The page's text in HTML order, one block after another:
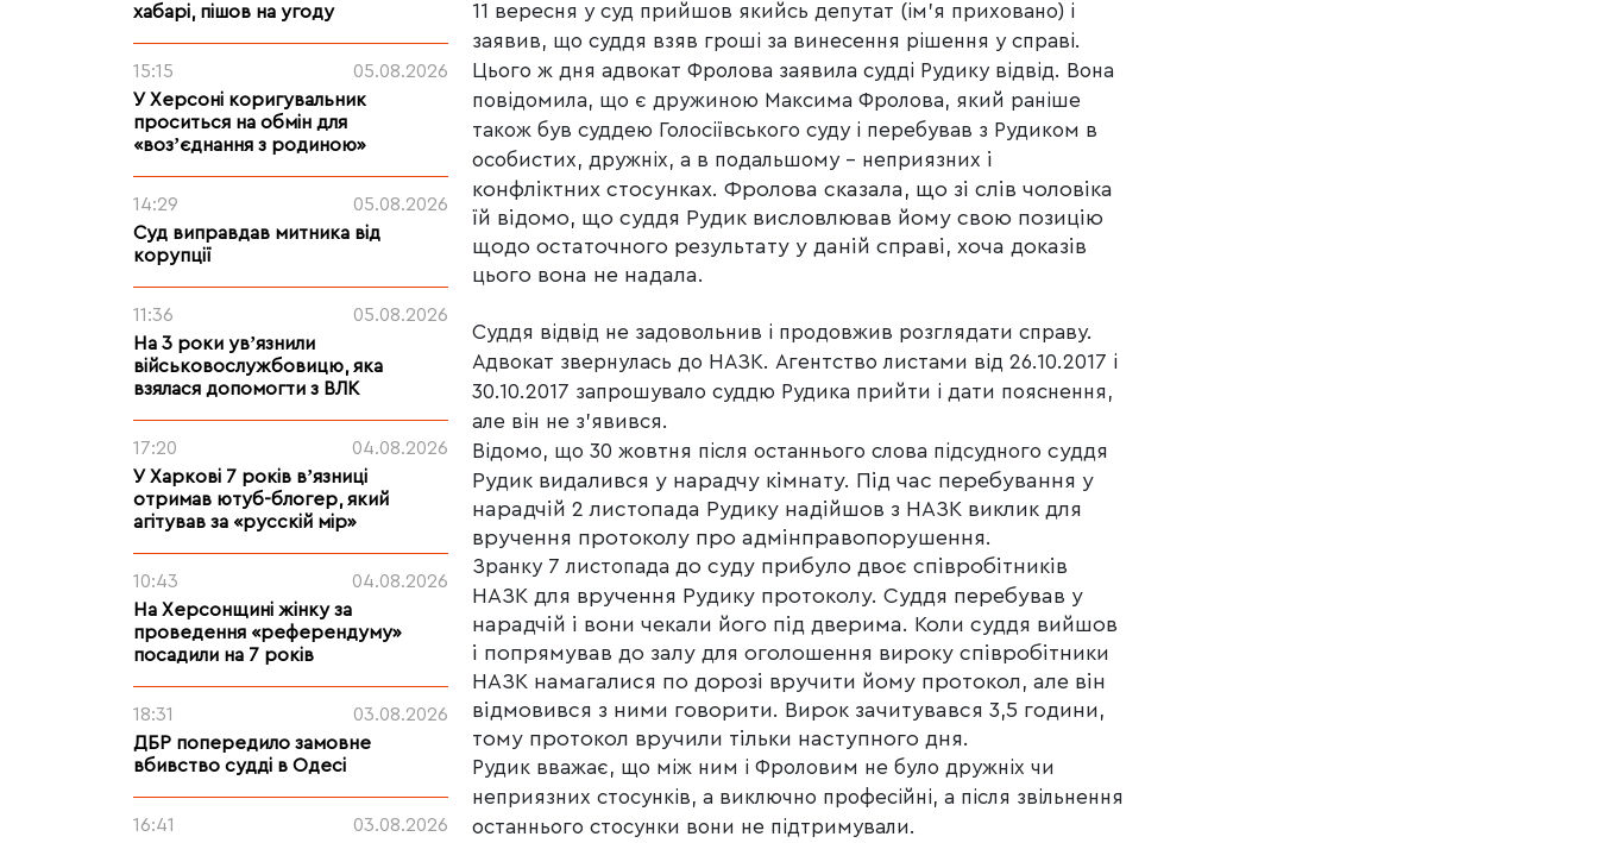
хабарі, пішов на угоду
15:15
05.08.2026
У Херсоні коригувальник
проситься на обмін для
«возʼєднання з родиною»
14:29
05.08.2026
Суд виправдав митника від
корупції
11:36
05.08.2026
На 3 роки увʼязнили
військовослужбовицю, яка
взялася допомогти з ВЛК
17:20
04.08.2026
У Харкові 7 років вʼязниці
отримав ютуб-блогер, який
агітував за «русскій мір»
10:43
04.08.2026
На Херсонщині жінку за
проведення «референдуму»
посадили на 7 років
18:31
03.08.2026
ДБР попередило замовне
вбивство судді в Одесі
16:41
03.08.2026
11 вересня у суд прийшов якийсь депутат (ім ’я приховано) і
заявив, що суддя взяв гроші за винесення рішення у справі.
Цього ж дня адвокат Фролова заявила судді Рудику відвід. Вона
повідомила, що є дружиною Максима Фролова, який раніше
також був суддею Голосіївського суду і перебував з Рудиком в
особистих, дружніх, а в подальшому – неприязних і
конфліктних стосунках. Фролова сказала, що зі слів чоловіка
їй відомо, що суддя Рудик висловлював йому свою позицію
щодо остаточного результату у даній справі, хоча доказів
цього вона не надала.
Суддя відвід не задовольнив і продовжив розглядати справу.
Адвокат звернулась до НАЗК. Агентство листами від 26.10.2017 і
30.10.2017 запрошувало суддю Рудика прийти і дати пояснення,
але він не з’явився.
Відомо, що 30 жовтня після останнього слова підсудного суддя
Рудик видалився у нарадчу кімнату. Під час перебування у
нарадчій 2 листопада Рудику надійшов з НАЗК виклик для
вручення протоколу про адмінправопорушення.
Зранку 7 листопада до суду прибуло двоє співробітників
НАЗК для вручення Рудику протоколу. Суддя перебував у
нарадчій і вони чекали його під дверима. Коли суддя вийшов
і попрямував до залу для оголошення вироку співробітники
НАЗК намагалися по дорозі вручити йому протокол, але він
відмовився з ними говорити. Вирок зачитувався 3,5 години,
тому протокол вручили тільки наступного дня.
Рудик вважає, що між ним і Фроловим не було дружніх чи
неприязних стосунків, а виключно професійні, а після звільнення
останнього стосунки вони не підтримували.